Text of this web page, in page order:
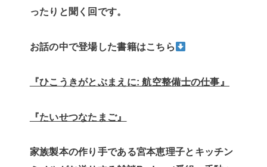
ったりと聞く回です。
お話の中で登場した書籍はこちら
『ひこうきがとぶまえに: 航空整備士の仕事』
『たいせつなたまご』
家族製本の作り手である宮本恵理子とキッチン